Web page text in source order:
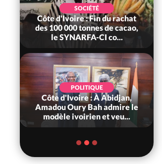
SOCIÉTÉ
Côte d'Ivoire : Fin du rachat
des 100 000 tonnes de cacao,
le SYNARFA-CI co...
POLITIQUE
Côte d'Ivoire : À Abidjan,
Amadou Oury Bah admire le
modèle ivoirien et veu...